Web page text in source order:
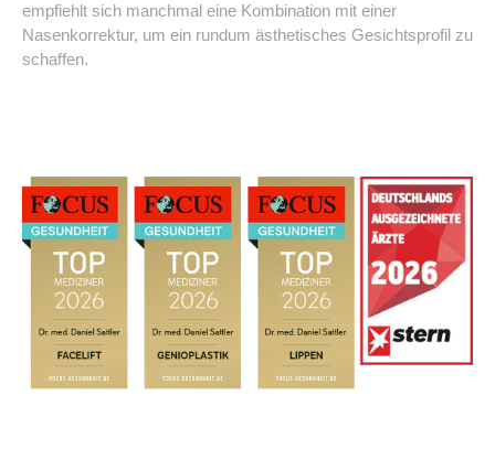
empfiehlt sich manchmal eine Kombination mit einer
Nasenkorrektur, um ein rundum ästhetisches Gesichtsprofil zu
schaffen.